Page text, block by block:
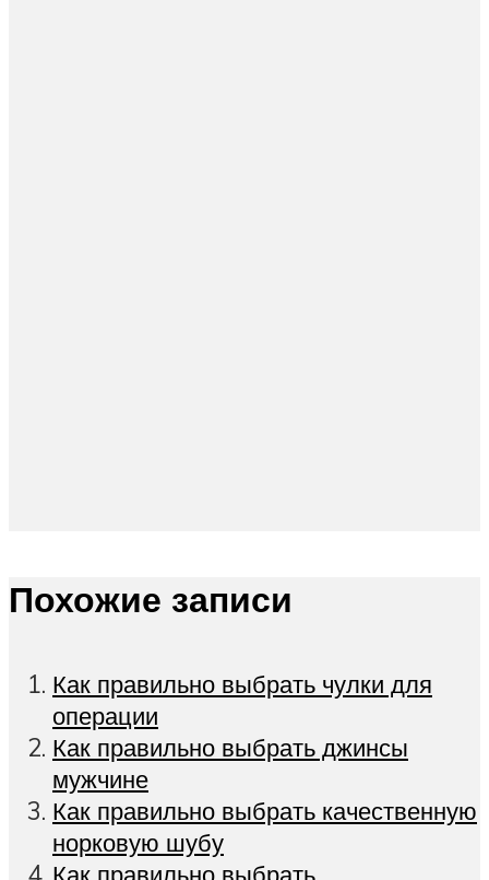
Похожие записи
Как правильно выбрать чулки для
операции
Как правильно выбрать джинсы
мужчине
Как правильно выбрать качественную
норковую шубу